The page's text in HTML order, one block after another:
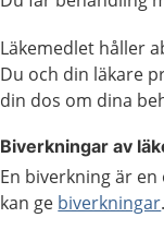
Läkemedlet håller
Du och din läkare
din dos om dina
Biverkningar av
En biverkning är
kan ge biverkningar.